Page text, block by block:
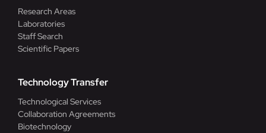
Research Areas
Laboratories
Staff Search
Scientific Papers
Technology Transfer
Technological Services
Collaboration Agreements
Biotechnology